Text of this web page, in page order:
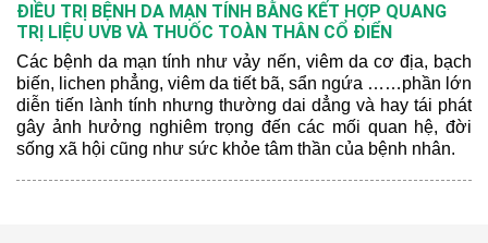
ĐIỀU TRỊ BỆNH DA MẠN TÍNH BẰNG KẾT HỢP QUANG
TRỊ LIỆU UVB VÀ THUỐC TOÀN THÂN CỔ ĐIỂN
Các bệnh da mạn tính như vảy nến, viêm da cơ địa, bạch
biến, lichen phẳng, viêm da tiết bã, sẩn ngứa ……phần lớn
diễn tiến lành tính nhưng thường dai dẳng và hay tái phát
gây ảnh hưởng nghiêm trọng đến các mối quan hệ, đời
sống xã hội cũng như sức khỏe tâm thần của bệnh nhân.